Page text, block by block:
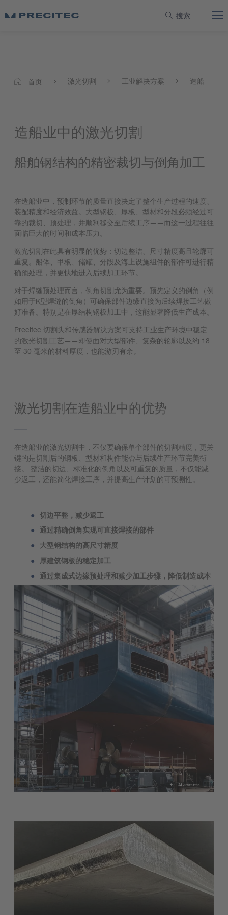
搜索
首页 激光切割 工业解决方案 造船
造船业中的激光切割
船舶钢结构的精密裁切与倒角加工
在造船业中，预制环节的质量直接决定了整个生产过程的速度、
装配精度和经济效益。大型钢板、厚板、型材和分段必须经过可
靠的裁切、预处理，并顺利移交至后续工序——而这一过程往往
面临巨大的时间和成本压力。
激光切割在此具有明显的优势：切边整洁、尺寸精度高且轮廓可
重复。船体、甲板、储罐、分段及海上设施组件的部件可进行精
确预处理，并更快地进入后续加工环节。
对于焊缝预处理而言，倒角切割尤为重要。预先定义的倒角（例
如用于K型焊缝的倒角）可确保部件边缘直接为后续焊接工艺做
好准备。特别是在厚结构钢板加工中，这能显著降低生产成本。
Precitec 切割头和传感器解决方案可支持工业生产环境中稳定
的激光切割工艺——即使面对大型部件、复杂的轮廓以及约 18
至 30 毫米的材料厚度，也能游刃有余。
激光切割在造船业中的优势
在造船业的激光切割中，不仅要确保单个部件的切割精度，更关
键的是切割后的钢板、型材和构件能否与后续生产环节完美衔
接。 整洁的切边、标准化的倒角以及可重复的质量，不仅能减
少返工，还能简化焊接工序，并提高生产计划的可预测性。
切边平整，减少返工
通过精确倒角实现可直接焊接的部件
大型钢结构的高尺寸精度
厚建筑钢板的稳定加工
通过集成式边缘预处理和减少加工步骤，降低制造成本